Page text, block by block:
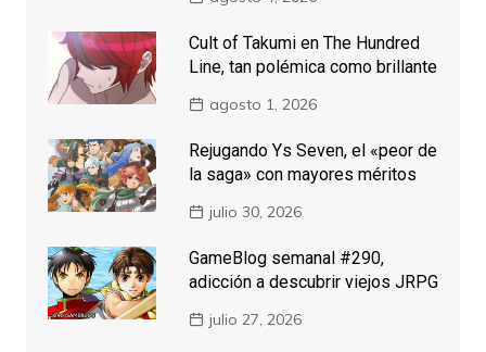
Cult of Takumi en The Hundred
Line, tan polémica como brillante
agosto 1, 2026
Rejugando Ys Seven, el «peor de
la saga» con mayores méritos
julio 30, 2026
GameBlog semanal #290,
adicción a descubrir viejos JRPG
julio 27, 2026